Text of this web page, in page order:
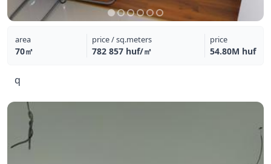
area
70㎡
price / sq.meters
782 857 huf/㎡
price
54.80M huf
q